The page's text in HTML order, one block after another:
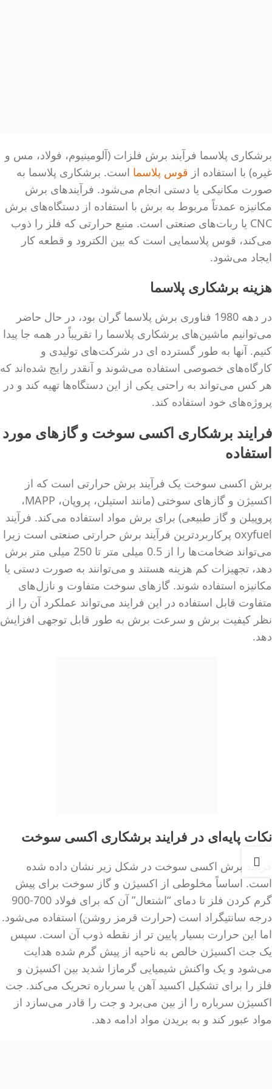
برشکاری پلاسما فرآیند برش فلزات (آلومینیوم، فولاد، مس و
غیره) با استفاده از قوس پلاسما است. برشکاری پلاسما به
صورت مکانیکی یا دستی انجام می‌شود. فرآیندهای برش
مکانیزه عمدتاً مربوط به برش با استفاده از دستگاه‌های برش
CNC یا ربات‌های صنعتی است. منبع حرارتی که فلز را ذوب
می‌کند، قوس پلاسمایی است که بین الکترود و قطعه کار
ایجاد می‌شود.
هزینه برشکاری پلاسما
در دهه 1980 فناوری برش پلاسما گران بود، در حال حاضر
می‌توانیم ماشین‌های برشکاری پلاسما را تقریباً در همه جا پیدا
کنیم. آنها به طور گسترده ای در شرکت‌های تولیدی و
کارگاه‌های خصوصی استفاده می‌شوند و آنقدر رایج شده‌اند که
هر کس می‌تواند به راحتی یکی از این دستگاه‌ها تهیه کند و در
پروژه‌های خود استفاده کند.
فرایند برشکاری اکسی سوخت و گازهای مورد
استفاده
برش اکسی سوخت یک فرآیند برش حرارتی است که از
اکسیژن و گازهای سوختی (مانند استیلن، پروپان، MAPP،
پروپیلن و گاز طبیعی) برای برش مواد استفاده می‌کند. فرآیند
oxyfuel پرکاربردترین فرآیند برش حرارتی صنعتی است زیرا
می‌تواند ضخامت‌ها را از 0.5 میلی متر تا 250 میلی متر برش
دهد، تجهیزات کم هزینه هستند و می‌توانند به صورت دستی یا
مکانیزه استفاده شوند. گازهای سوخت متفاوت و نازل‌های
متفاوت قابل استفاده در این فرایند می‌تواند عملکرد آن را از
نظر کیفیت برش و سرعت برش به طور قابل توجهی افزایش
دهد.
نکات پایه‌ای در فرایند برشکاری اکسی سوخت
فرآیند برش اکسی سوخت در شکل زیر نشان داده شده
است. اساساً مخلوطی از اکسیژن و گاز سوخت برای پیش
گرم کردن فلز تا دمای “اشتعال” آن که برای فولاد 700-900
درجه سانتیگراد است (حرارت قرمز روشن) استفاده می‌شود.
اما این حرارت بسیار پایین تر از نقطه ذوب آن است. سپس
یک جت اکسیژن خالص به ناحیه از پیش گرم شده هدایت
می‌شود و یک واکنش شیمیایی گرمازا شدید بین اکسیژن و
فلز را برای تشکیل اکسید آهن یا سرباره تحریک می‌کند. جت
اکسیژن سرباره را از بین می‌برد و جت را قادر می‌سازد از
مواد عبور کند و به بریدن مواد ادامه دهد.